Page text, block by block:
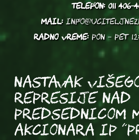
TELEFON: 011 406-
MAIL:
RADNO VREME:PON - PET
Nastavak
represije nad
predsednicom
akcionara IP